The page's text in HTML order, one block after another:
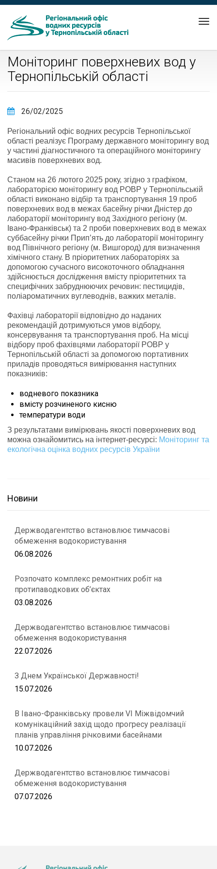
Моніторинг поверхневих вод у
Тернопільській області
26/02/2025
Регіональний офіс водних ресурсів Тернопільської
області реалізує Програму державного моніторингу вод
у частині діагностичного та операційного моніторингу
масивів поверхневих вод.
Станом на 26 лютого 2025 року, згідно з графіком,
лабораторією моніторингу вод РОВР у Тернопільській
області виконано відбір та транспортування 19 проб
поверхневих вод в межах басейну річки Дністер до
лабораторії моніторингу вод Західного регіону (м.
Івано-Франківськ) та 2 проби поверхневих вод в межах
суббасейну річки Прип’ять до лабораторії моніторингу
вод Північного регіону (м. Вишгород) для визначення
хімічного стану. В пріоритетних лабораторіях за
допомогою сучасного високоточного обладнання
здійснюється дослідження вмісту пріоритетних та
специфічних забруднюючих речовин: пестицидів,
поліароматичних вуглеводнів, важких металів.
Фахівці лабораторії відповідно до наданих
рекомендацій дотримуються умов відбору,
консервування та транспортування проб. На місці
відбору проб фахівцями лабораторії РОВР у
Тернопільській області за допомогою портативних
приладів проводяться вимірювання наступних
показників:
водневого показника
вмісту розчиненого кисню
температури води
З результатами вимірювань якості поверхневих вод
можна ознайомитись на інтернет-ресурсі: Моніторинг та
екологічна оцінка водних ресурсів України
Новини
Держводагентство встановлює тимчасові
обмеження водокористування
06.08.2026
Розпочато комплекс ремонтних робіт на
протипаводкових об’єктах
03.08.2026
Держводагентство встановлює тимчасові
обмеження водокористування
22.07.2026
З Днем Української Державності!
15.07.2026
В Івано-Франківську провели VІ Міжвідомчий
комунікаційний захід щодо прогресу реалізації
планів управління річковими басейнами
10.07.2026
Держводагентство встановлює тимчасові
обмеження водокористування
07.07.2026